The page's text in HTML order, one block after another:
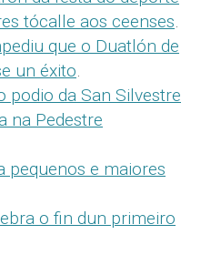
tócalle aos ceenses.
que o Duatlón de
un éxito.
podio da San Silvestre
na Pedestre
pequenos e maiores
o fin dun primeiro